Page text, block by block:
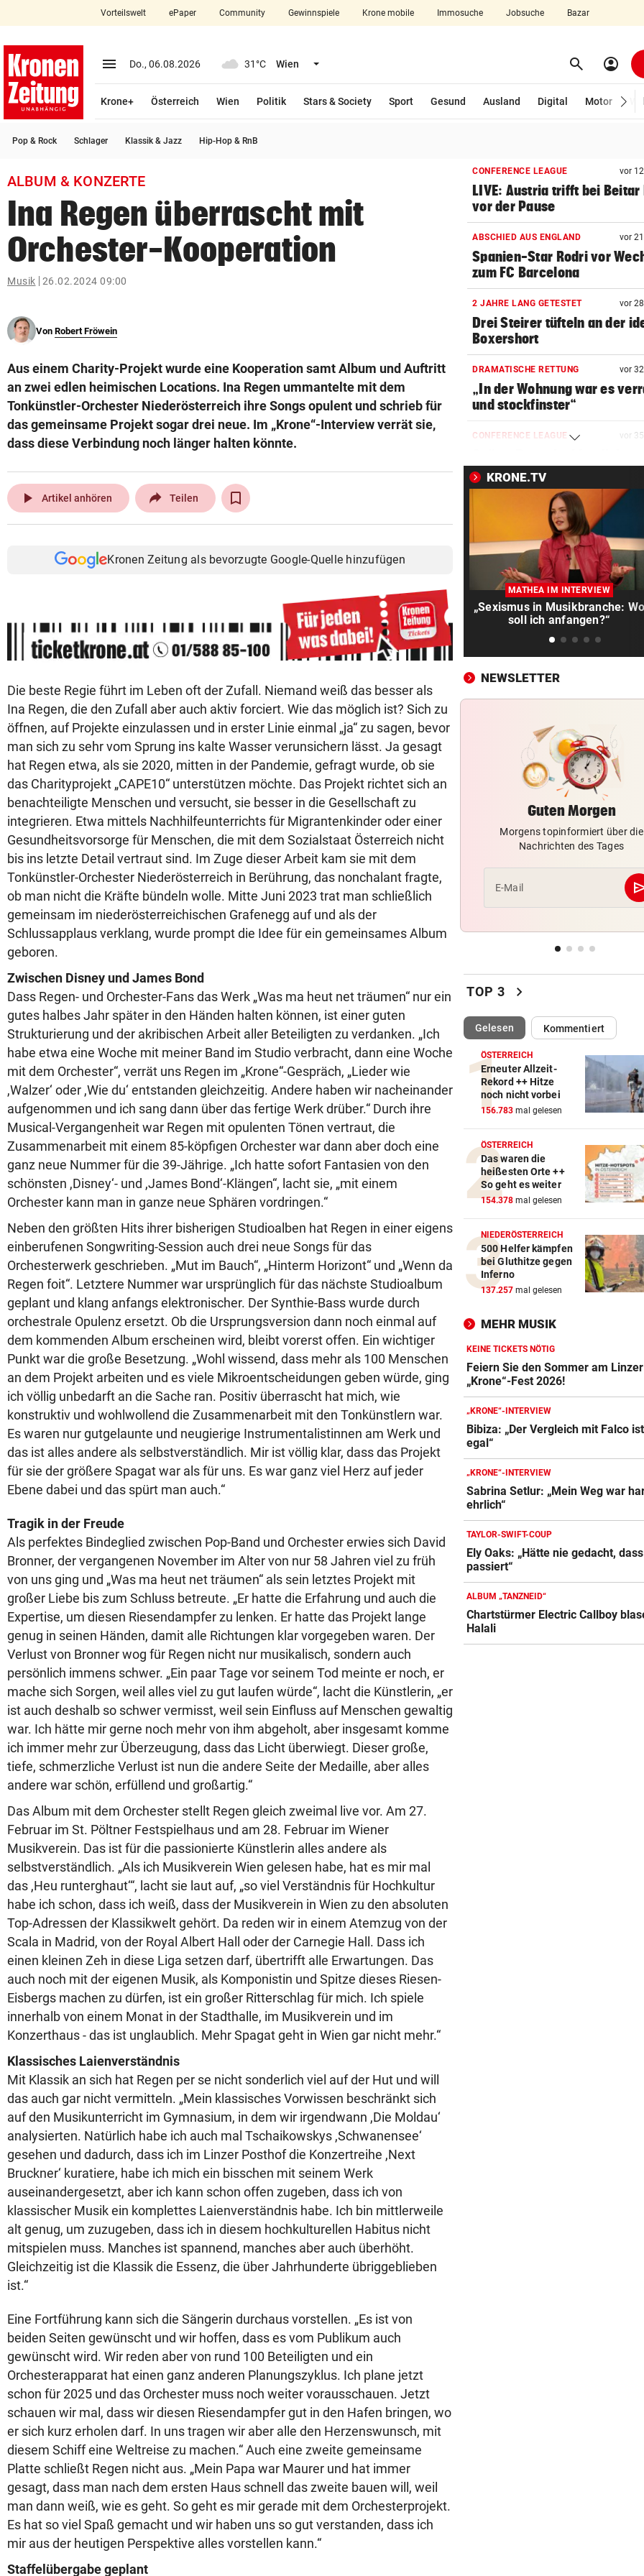
closeSchließen
account_circle Anmelden
arrow_right
search
Suchbegriff
eingeben
© Krone Multimedia GmbH & Co KG 2026
Vorteilswelt ePaper Community Gewinnspiele Krone mobile Immosuche Jobsuche Bazar
menu Menü aufklappen
Do., 06.08.2026 31°C Wien Menü aufklappen search Suchen
account_circle
Krone+ Österreich Wien Politik Stars & Society Sport Gesund Ausland Digital Motor
Pop & Rock Schlager Klassik & Jazz Hip-Hop & RnB
ALBUM & KONZERTE
Ina Regen überrascht mit
Orchester-Kooperation
Musik 26.02.2024 09:00
Von Robert Fröwein
Aus einem Charity-Projekt wurde eine Kooperation samt Album und Auftritt
an zwei edlen heimischen Locations. Ina Regen ummantelte mit dem
Tonkünstler-Orchester Niederösterreich ihre Songs opulent und schrieb für
das gemeinsame Projekt sogar drei neue. Im „Krone“-Interview verrät sie,
dass diese Verbindung noch länger halten könnte.
play_arrow Artikel anhören Teilen
Kronen Zeitung als bevorzugte Google-Quelle hinzufügen
Die beste Regie führt im Leben oft der Zufall. Niemand weiß das besser als
Ina Regen, die den Zufall aber auch aktiv forciert. Wie das möglich ist? Sich zu
öffnen, auf Projekte einzulassen und in erster Linie einmal „ja“ zu sagen, bevor
man sich zu sehr vom Sprung ins kalte Wasser verunsichern lässt. Ja gesagt
hat Regen etwa, als sie 2020, mitten in der Pandemie, gefragt wurde, ob sie
das Charityprojekt „CAPE10“ unterstützen möchte. Das Projekt richtet sich an
benachteiligte Menschen und versucht, sie besser in die Gesellschaft zu
integrieren. Etwa mittels Nachhilfeunterrichts für Migrantenkinder oder einer
Gesundheitsvorsorge für Menschen, die mit dem Sozialstaat Österreich nicht
bis ins letzte Detail vertraut sind. Im Zuge dieser Arbeit kam sie mit dem
Tonkünstler-Orchester Niederösterreich in Berührung, das nonchalant fragte,
ob man nicht die Kräfte bündeln wolle. Mitte Juni 2023 trat man schließlich
gemeinsam im niederösterreichischen Grafenegg auf und als der
Schlussapplaus verklang, wurde prompt die Idee für ein gemeinsames Album
geboren.
Zwischen Disney und James Bond
Dass Regen- und Orchester-Fans das Werk „Was ma heut net träumen“ nur ein
gutes halbes Jahr später in den Händen halten können, ist einer guten
Strukturierung und der akribischen Arbeit aller Beteiligten zu verdanken. „Ich
habe etwa eine Woche mit meiner Band im Studio verbracht, dann eine Woche
mit dem Orchester“, verrät uns Regen im „Krone“-Gespräch, „Lieder wie
,Walzer‘ oder ,Wie du‘ entstanden gleichzeitig. Andere haben wir nacheinander
aufgenommen und ich sang dann über das fertige Werk drüber.“ Durch ihre
Musical-Vergangenheit war Regen mit opulenten Tönen vertraut, die
Zusammenarbeit mit einem 85-köpfigen Orchester war dann aber doch eine
ganz neue Nummer für die 39-Jährige. „Ich hatte sofort Fantasien von den
schönsten ,Disney‘- und ,James Bond‘-Klängen“, lacht sie, „mit einem
Orchester kann man in ganze neue Sphären vordringen.“
Neben den größten Hits ihrer bisherigen Studioalben hat Regen in einer eigens
einberufenen Songwriting-Session auch drei neue Songs für das
Orchesterwerk geschrieben. „Mut im Bauch“, „Hinterm Horizont“ und „Wenn da
Regen foit“. Letztere Nummer war ursprünglich für das nächste Studioalbum
geplant und klang anfangs elektronischer. Der Synthie-Bass wurde durch
orchestrale Opulenz ersetzt. Ob die Ursprungsversion dann noch einmal auf
dem kommenden Album erscheinen wird, bleibt vorerst offen. Ein wichtiger
Punkt war die große Besetzung. „Wohl wissend, dass mehr als 100 Menschen
an dem Projekt arbeiten und es viele Mikroentscheidungen geben würde, ging
ich völlig unbedarft an die Sache ran. Positiv überrascht hat mich, wie
konstruktiv und wohlwollend die Zusammenarbeit mit den Tonkünstlern war.
Es waren nur gutgelaunte und neugierige Instrumentalistinnen am Werk und
das ist alles andere als selbstverständlich. Mir ist völlig klar, dass das Projekt
für sie der größere Spagat war als für uns. Es war ganz viel Herz auf jeder
Ebene dabei und das spürt man auch.“
Tragik in der Freude
Als perfektes Bindeglied zwischen Pop-Band und Orchester erwies sich David
Bronner, der vergangenen November im Alter von nur 58 Jahren viel zu früh
von uns ging und „Was ma heut net träumen“ als sein letztes Projekt mit
großer Liebe bis zum Schluss betreute. „Er hatte die Erfahrung und auch die
Expertise, um diesen Riesendampfer zu lenken. Er hatte das Projekt lange
genug in seinen Händen, damit alle Richtungen klar vorgegeben waren. Der
Verlust von Bronner wog für Regen nicht nur musikalisch, sondern auch
persönlich immens schwer. „Ein paar Tage vor seinem Tod meinte er noch, er
mache sich Sorgen, weil alles viel zu gut laufen würde“, lacht die Künstlerin, „er
ist auch deshalb so schwer vermisst, weil sein Einfluss auf Menschen gewaltig
war. Ich hätte mir gerne noch mehr von ihm abgeholt, aber insgesamt komme
ich immer mehr zur Überzeugung, dass das Licht überwiegt. Dieser große,
tiefe, schmerzliche Verlust ist nun die andere Seite der Medaille, aber alles
andere war schön, erfüllend und großartig.“
Das Album mit dem Orchester stellt Regen gleich zweimal live vor. Am 27.
Februar im St. Pöltner Festspielhaus und am 28. Februar im Wiener
Musikverein. Das ist für die passionierte Künstlerin alles andere als
selbstverständlich. „Als ich Musikverein Wien gelesen habe, hat es mir mal
das ,Heu runterghaut‘“, lacht sie laut auf, „so viel Verständnis für Hochkultur
habe ich schon, dass ich weiß, dass der Musikverein in Wien zu den absoluten
Top-Adressen der Klassikwelt gehört. Da reden wir in einem Atemzug von der
Scala in Madrid, von der Royal Albert Hall oder der Carnegie Hall. Dass ich
einen kleinen Zeh in diese Liga setzen darf, übertrifft alle Erwartungen. Das
auch noch mit der eigenen Musik, als Komponistin und Spitze dieses Riesen-
Eisbergs machen zu dürfen, ist ein großer Ritterschlag für mich. Ich spiele
innerhalb von einem Monat in der Stadthalle, im Musikverein und im
Konzerthaus - das ist unglaublich. Mehr Spagat geht in Wien gar nicht mehr.“
Klassisches Laienverständnis
Mit Klassik an sich hat Regen per se nicht sonderlich viel auf der Hut und will
das auch gar nicht vermitteln. „Mein klassisches Vorwissen beschränkt sich
auf den Musikunterricht im Gymnasium, in dem wir irgendwann ,Die Moldau‘
analysierten. Natürlich habe ich auch mal Tschaikowskys ,Schwanensee‘
gesehen und dadurch, dass ich im Linzer Posthof die Konzertreihe ,Next
Bruckner‘ kuratiere, habe ich mich ein bisschen mit seinem Werk
auseinandergesetzt, aber ich kann schon offen zugeben, dass ich von
klassischer Musik ein komplettes Laienverständnis habe. Ich bin mittlerweile
alt genug, um zuzugeben, dass ich in diesem hochkulturellen Habitus nicht
mitspielen muss. Manches ist spannend, manches aber auch überhöht.
Gleichzeitig ist die Klassik die Essenz, die über Jahrhunderte übriggeblieben
ist.“
Eine Fortführung kann sich die Sängerin durchaus vorstellen. „Es ist von
beiden Seiten gewünscht und wir hoffen, dass es vom Publikum auch
gewünscht wird. Wir reden aber von rund 100 Beteiligten und ein
Orchesterapparat hat einen ganz anderen Planungszyklus. Ich plane jetzt
schon für 2025 und das Orchester muss noch weiter vorausschauen. Jetzt
schauen wir mal, dass wir diesen Riesendampfer gut in den Hafen bringen, wo
er sich kurz erholen darf. In uns tragen wir aber alle den Herzenswunsch, mit
diesem Schiff eine Weltreise zu machen.“ Auch eine zweite gemeinsame
Platte schließt Regen nicht aus. „Mein Papa war Maurer und hat immer
gesagt, dass man nach dem ersten Haus schnell das zweite bauen will, weil
man dann weiß, wie es geht. So geht es mir gerade mit dem Orchesterprojekt.
Es hat so viel Spaß gemacht und wir haben uns so gut verstanden, dass ich
mir aus der heutigen Perspektive alles vorstellen kann.“
Staffelübergabe geplant
CONFERENCE LEAGUE vor
LIVE: Austria trifft bei Beitar
vor der Pause
ABSCHIED AUS ENGLAND vor
Spanien-Star Rodri vor
zum FC Barcelona
2 JAHRE LANG GETESTET vor
Drei Steirer tüfteln an der
Boxershort
DRAMATISCHE RETTUNG vor
„In der Wohnung war es
und stockfinster“
CONFERENCE LEAGUE vor
Rapid-Sieg in Estland
60 MILLIONEN € SCHADEN vor 43
Warten auf Hitze-Hilfen der
Regierung geht weiter
MITTEN IN HITZEWELLE vor
Irre! Salzburg – Pafos wegen
Sintflut unterbrochen
Auch in der Slowakei neuer
Allzeit-Rekord
EUROPA-LEAGUE-TICKER vor
Pafos unterbrochen
WAS FÜR EINE KLATSCHE! vor
TV-Star geht mit Kanzler
hart ins Gericht
EINSATZ LÄUFT vor
Bach wurde in Pinzgauer Ort
reißendem Fluss
vor
Sturm Kraftakt!
33,02 Grad Celsius im
gemessen!
LUCKENEDERS HIGHLIGHT
„Auf das Foto bin ich stolz –
die Gelbe auch“
NACH ÜBERFALL IN WIEN vor
Cobra stürmt Dorotheum,
verschwunden
TROTZ FIFA-RÜCKZIEHER vor
Knallhart! UEFA droht schon
wieder mit WM-Boykott
WIENS KULTURSTADTRÄTIN
„Habe Fiakerlied mit dem
Bürgermeister gesungen“
2. LIGA vor
Aufstiegsfavoriten
FIFA IN DER KRITIK
Wie Infantino jetzt in den
Angriffsmodus schaltet
LEIPZIGS SEIWALD vor 2
„Er ist wie der Liebling aller
Schwiegermütter!“
KRONE.TV
MATHEA IM INTERVIEW
„Sexismus in Musikbranche: Wo
soll ich anfangen?“
NEWSLETTER
Guten Morgen
Morgens topinformiert über die
Nachrichten des Tages
E-Mail
TOP 3 chevron_right
Gelesen(ausgewählt)Kommentiert
ÖSTERREICH
Erneuter Allzeit-
Rekord ++ Hitze
noch nicht vorbei
156.783 mal gelesen
ÖSTERREICH
Das waren die
heißesten Orte ++
So geht es weiter
154.378 mal gelesen
NIEDERÖSTERREICH
500 Helfer kämpfen
bei Gluthitze gegen
Inferno
137.257 mal gelesen
MEHR MUSIK
KEINE TICKETS NÖTIG
Feiern Sie den Sommer am Linzer
„Krone“-Fest 2026!
„KRONE“-INTERVIEW
Bibiza: „Der Vergleich mit Falco
egal“
„KRONE“-INTERVIEW
Sabrina Setlur: „Mein Weg war
ehrlich“
TAYLOR-SWIFT-COUP
Ely Oaks: „Hätte nie gedacht,
passiert“
ALBUM „TANZNEID“
Chartstürmer Electric Callboy
Halali